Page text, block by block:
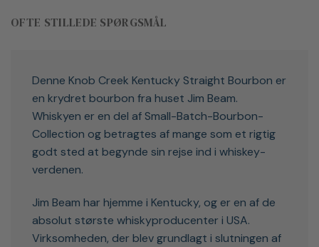
OFTE STILLEDE SPØRGSMÅL
Denne Knob Creek Kentucky Straight Bourbon er
en krydret bourbon fra huset Jim Beam.
Whiskyen er en del af Small-Batch-Bourbon-
Collection og betragtes af mange som et rigtig
godt sted at begynde sin rejse ind i whiskey-
verdenen.
Jim Beam har hjemme i Kentucky, og er en af de
absolut største whiskyproducenter i USA.
Virksomheden, der blev grundlagt i slutningen af